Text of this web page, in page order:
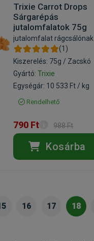
Trixie Carrot Drops
Sárgarépás
jutalomfalatok 75g
jutalomfalat rágcsálónak
(1)
Kiszerelés: 75g / Zacskó
Gyártó:Trixie
Egységár: 10 533 Ft / kg
Rendelhető
790 Ft 988 Ft
Kosárba
16 17 18